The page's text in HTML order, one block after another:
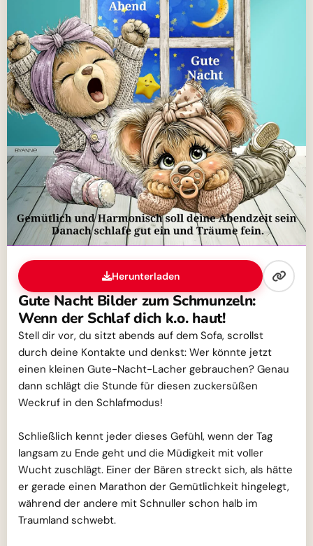
Herunterladen
Gute Nacht Bilder zum Schmunzeln:
Wenn der Schlaf dich k.o. haut!
Stell dir vor, du sitzt abends auf dem Sofa, scrollst
durch deine Kontakte und denkst: Wer könnte jetzt
einen kleinen Gute-Nacht-Lacher gebrauchen? Genau
dann schlägt die Stunde für diesen zuckersüßen
Weckruf in den Schlafmodus!
Schließlich kennt jeder dieses Gefühl, wenn der Tag
langsam zu Ende geht und die Müdigkeit mit voller
Wucht zuschlägt. Einer der Bären streckt sich, als hätte
er gerade einen Marathon der Gemütlichkeit hingelegt,
während der andere mit Schnuller schon halb im
Traumland schwebt.